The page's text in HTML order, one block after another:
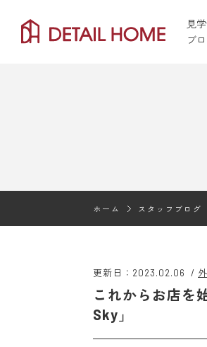
見
ブ
ホーム スタッフブログ
更新日：2023.02.06 /
これからお店を
Sky」